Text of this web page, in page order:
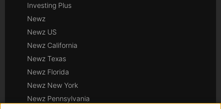
Investing Plus
Newz
Newz US
Newz California
Newz Texas
Newz Florida
Newz New York
Newz Pennsylvania